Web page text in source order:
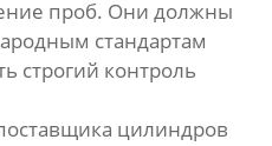
проб. Они должны
стандартам
строгий контроль
цилиндров